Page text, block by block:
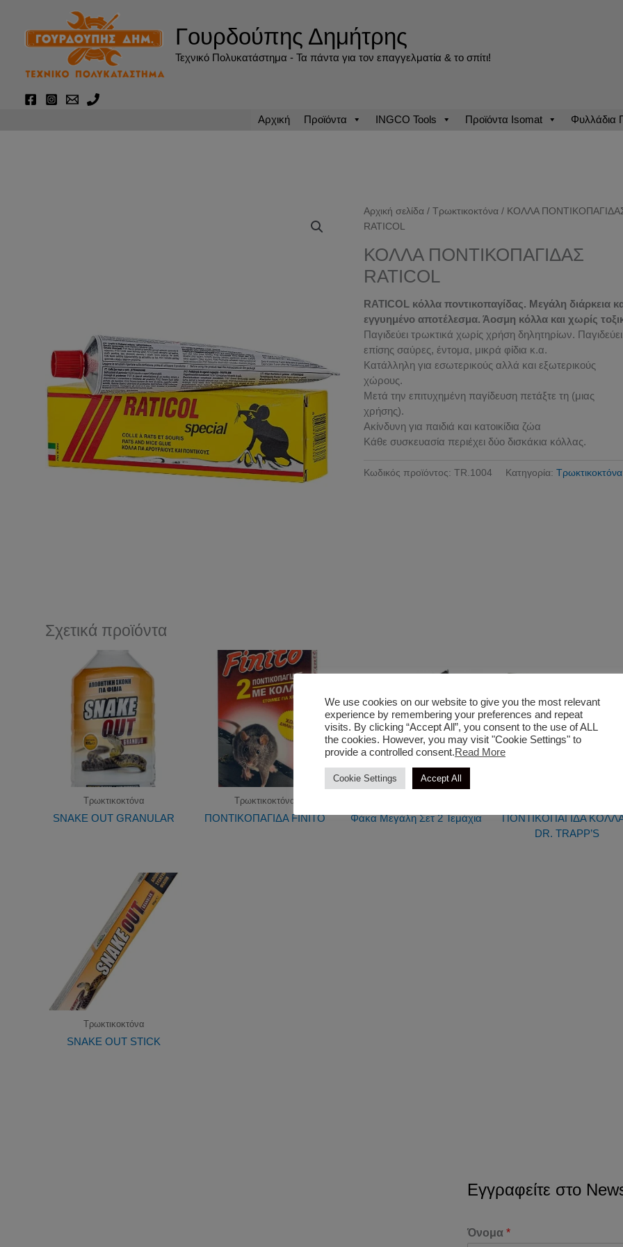
περιεχόμενο
Γουρδούπης Δημήτρης
Τεχνικό Πολυκατάστημα - Τα πάντα για τον επαγγελματία & το σπίτι!
Αρχική Προϊόντα INGCO Tools Προϊόντα Isomat Φυλλάδια
Αρχική σελίδα /Τρωκτικοκτόνα / ΚΟΛΛΑ
RATICOL
ΚΟΛΛΑ ΠΟΝΤΙΚΟΠΑΓΙΔΑΣ
RATICOL
RATICOL κόλλα ποντικοπαγίδας. Μεγάλη διάρκεια
εγγυημένο αποτέλεσμα. Άοσμη κόλλα και χωρίς
Παγιδεύει τρωκτικά χωρίς χρήση δηλητηρίων. Παγιδεύει
επίσης σαύρες, έντομα, μικρά φίδια κ.α.
Κατάλληλη για εσωτερικούς αλλά και εξωτερικούς
χώρους.
Μετά την επιτυχημένη παγίδευση πετάξτε τη (μιας
χρήσης).
Ακίνδυνη για παιδιά και κατοικίδια ζώα
Κάθε συσκευασία περιέχει δύο δισκάκια κόλλας.
Κωδικός προϊόντος:TR.1004 Κατηγορία:Τρωκτικοκτόνα
Σχετικά προϊόντα
Τρωκτικοκτόνα
SNAKE OUT GRANULAR
Τρωκτικοκτόνα
ΠΟΝΤΙΚΟΠΑΓΙΔΑ FINITO Φάκα Μεγάλη Σετ 2 Τεμάχια
ΠΟΝΤΙΚΟΠΑΓΙΔΑ
DR. TRAPP’S
Τρωκτικοκτόνα
SNAKE OUT STICK
Εγγραφείτε στο
Όνομα *
We use cookies on our website to give you the most relevant
experience by remembering your preferences and repeat
visits. By clicking “Accept All”, you consent to the use of ALL
the cookies. However, you may visit "Cookie Settings" to
provide a controlled consent.Read More
Cookie Settings Accept All